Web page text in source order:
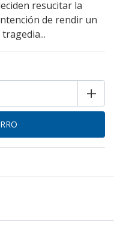
resucitar la
de rendir un
+